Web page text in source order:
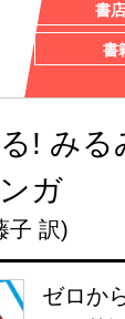
書
書
! みる
ガ
子 訳)
ゼロか